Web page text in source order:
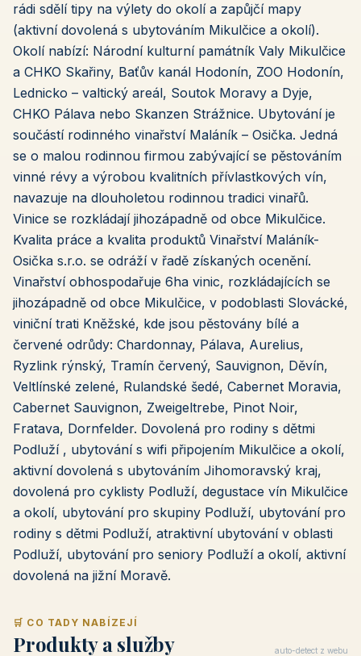
rádi sdělí tipy na výlety do okolí a zapůjčí mapy
(aktivní dovolená s ubytováním Mikulčice a okolí).
Okolí nabízí: Národní kulturní památník Valy Mikulčice
a CHKO Skařiny, Baťův kanál Hodonín, ZOO Hodonín,
Lednicko – valtický areál, Soutok Moravy a Dyje,
CHKO Pálava nebo Skanzen Strážnice. Ubytování je
součástí rodinného vinařství Maláník – Osička. Jedná
se o malou rodinnou firmou zabývající se pěstováním
vinné révy a výrobou kvalitních přívlastkových vín,
navazuje na dlouholetou rodinnou tradici vinařů.
Vinice se rozkládají jihozápadně od obce Mikulčice.
Kvalita práce a kvalita produktů Vinařství Maláník-
Osička s.r.o. se odráží v řadě získaných ocenění.
Vinařství obhospodařuje 6ha vinic, rozkládajících se
jihozápadně od obce Mikulčice, v podoblasti Slovácké,
viniční trati Kněžské, kde jsou pěstovány bílé a
červené odrůdy: Chardonnay, Pálava, Aurelius,
Ryzlink rýnský, Tramín červený, Sauvignon, Děvín,
Veltlínské zelené, Rulandské šedé, Cabernet Moravia,
Cabernet Sauvignon, Zweigeltrebe, Pinot Noir,
Fratava, Dornfelder. Dovolená pro rodiny s dětmi
Podluží , ubytování s wifi připojením Mikulčice a okolí,
aktivní dovolená s ubytováním Jihomoravský kraj,
dovolená pro cyklisty Podluží, degustace vín Mikulčice
a okolí, ubytování pro skupiny Podluží, ubytování pro
rodiny s dětmi Podluží, atraktivní ubytování v oblasti
Podluží, ubytování pro seniory Podluží a okolí, aktivní
dovolená na jižní Moravě.
🛒 CO TADY NABÍZEJÍ
Produkty a služby auto-detect z webu